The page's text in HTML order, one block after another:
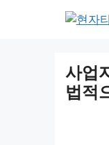
사업
법적